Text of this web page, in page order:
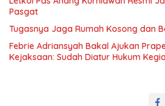
Pasgat
Tugasnya Jaga Rumah Kosong dan
Febrie Adriansyah Bakal Ajukan
Kejaksaan: Sudah Diatur Hukum